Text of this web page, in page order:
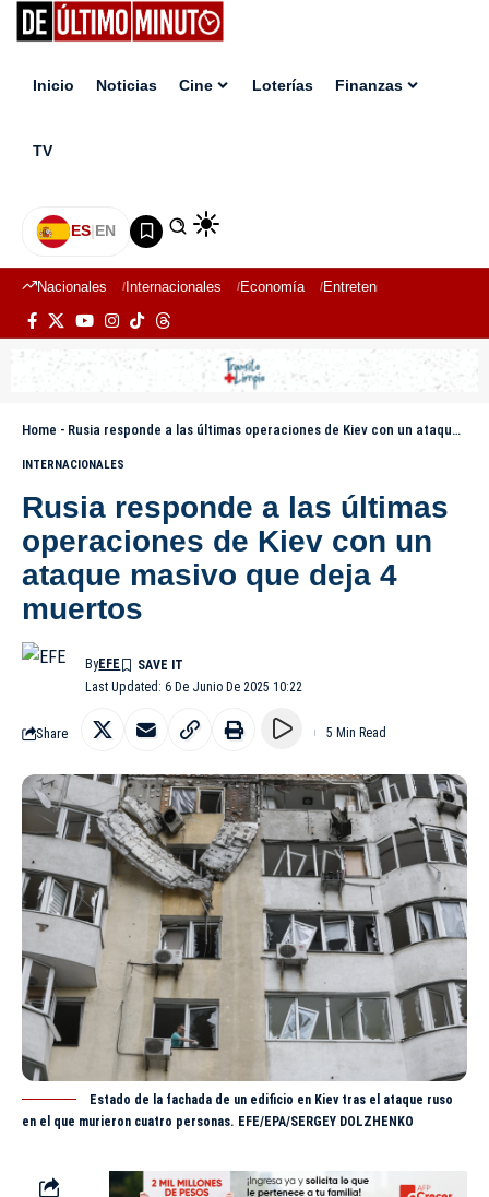
Inicio Noticias Cine Loterías Finanzas
TV
ES|EN
Nacionales Internacionales Economía Entretenimiento
Home - Rusia responde a las últimas operaciones de Kiev con un ataque masivo que deja 4 muertos
INTERNACIONALES
Rusia responde a las últimas
operaciones de Kiev con un
ataque masivo que deja 4
muertos
Last Updated: 6 De Junio De 2025 10:22
ByEFE
Share 5 Min Read
Estado de la fachada de un edificio en Kiev tras el ataque ruso
en el que murieron cuatro personas. EFE/EPA/SERGEY DOLZHENKO